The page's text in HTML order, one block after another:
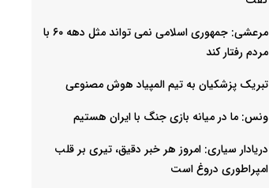
مرعشی: جمهوری اسلامی نمی تواند مثل دهه ۶۰ با
مردم رفتار کند
تبریک پزشکیان به تیم المپیاد هوش مصنوعی
ونس: ما در میانه بازی جنگ با ایران هستیم
دریادار سیاری: امروز هر خبر دقیق، تیری بر قلب
امپراطوری دروغ است